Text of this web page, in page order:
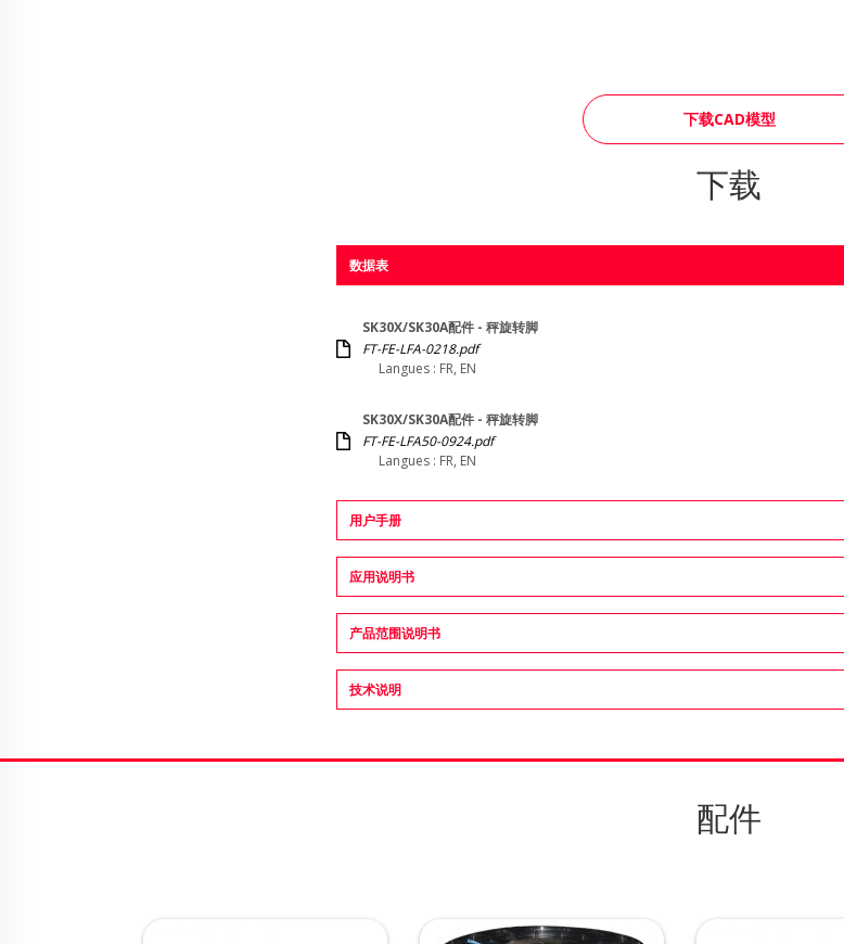
下载CAD模型
下载
数据表
SK30X/SK30A配件 - 秤旋转脚
FT-FE-LFA-0218.pdf
Langues : FR, EN
SK30X/SK30A配件 - 秤旋转脚
FT-FE-LFA50-0924.pdf
Langues : FR, EN
用户手册
应用说明书
产品范围说明书
技术说明
配件